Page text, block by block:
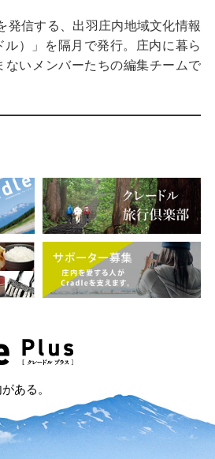
発信する、出羽庄内地域文化情報
）」を隔月で発行。庄内に暮ら
ないメンバーたちの編集チームで
ある。